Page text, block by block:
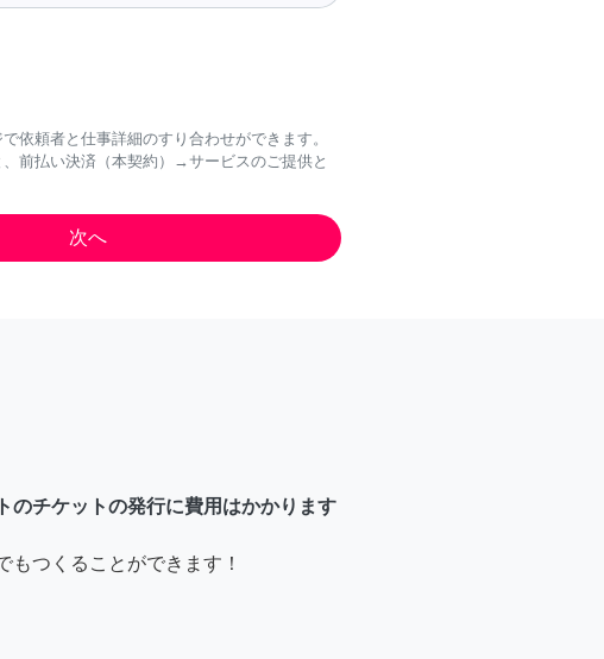
依頼者と仕事詳細のすり合わせができます。
前払い決済（本契約）→サービスのご提供と
のチケットの発行に費用はかかります
もつくることができます！